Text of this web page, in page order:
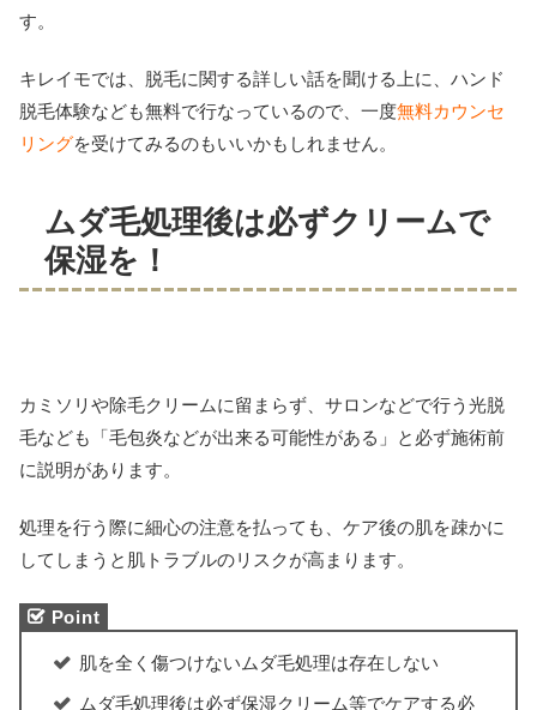
す。
キレイモでは、脱毛に関する詳しい話を聞ける上に、ハンド
脱毛体験なども無料で行なっているので、一度無料カウンセ
リングを受けてみるのもいいかもしれません。
ムダ毛処理後は必ずクリームで
保湿を！
カミソリや除毛クリームに留まらず、サロンなどで行う光脱
毛なども「毛包炎などが出来る可能性がある」と必ず施術前
に説明があります。
処理を行う際に細心の注意を払っても、ケア後の肌を疎かに
してしまうと肌トラブルのリスクが高まります。
肌を全く傷つけないムダ毛処理は存在しない
ムダ毛処理後は必ず保湿クリーム等でケアする必